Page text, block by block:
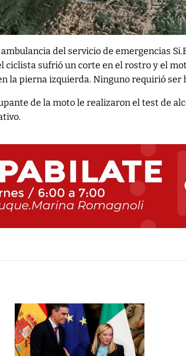
del servicio de emergencias
ciclista sufrió un corte en el rostro y el
la pierna izquierda. Ninguno requirió ser
de la moto le realizaron el test de